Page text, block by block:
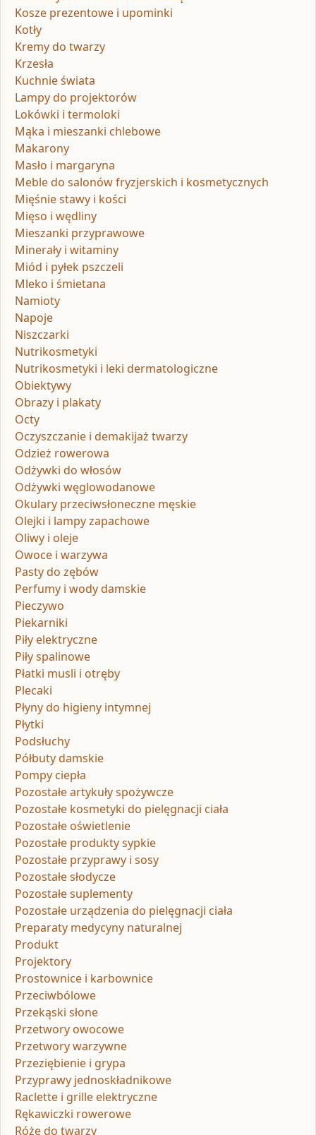
Kosze prezentowe i upominki
Kotły
Kremy do twarzy
Krzesła
Kuchnie świata
Lampy do projektorów
Lokówki i termoloki
Mąka i mieszanki chlebowe
Makarony
Masło i margaryna
Meble do salonów fryzjerskich i kosmetycznych
Mięśnie stawy i kości
Mięso i wędliny
Mieszanki przyprawowe
Minerały i witaminy
Miód i pyłek pszczeli
Mleko i śmietana
Namioty
Napoje
Niszczarki
Nutrikosmetyki
Nutrikosmetyki i leki dermatologiczne
Obiektywy
Obrazy i plakaty
Octy
Oczyszczanie i demakijaż twarzy
Odzież rowerowa
Odżywki do włosów
Odżywki węglowodanowe
Okulary przeciwsłoneczne męskie
Olejki i lampy zapachowe
Oliwy i oleje
Owoce i warzywa
Pasty do zębów
Perfumy i wody damskie
Pieczywo
Piekarniki
Piły elektryczne
Piły spalinowe
Płatki musli i otręby
Plecaki
Płyny do higieny intymnej
Płytki
Podsłuchy
Półbuty damskie
Pompy ciepła
Pozostałe artykuły spożywcze
Pozostałe kosmetyki do pielęgnacji ciała
Pozostałe oświetlenie
Pozostałe produkty sypkie
Pozostałe przyprawy i sosy
Pozostałe słodycze
Pozostałe suplementy
Pozostałe urządzenia do pielęgnacji ciała
Preparaty medycyny naturalnej
Produkt
Projektory
Prostownice i karbownice
Przeciwbólowe
Przekąski słone
Przetwory owocowe
Przetwory warzywne
Przeziębienie i grypa
Przyprawy jednoskładnikowe
Raclette i grille elektryczne
Rękawiczki rowerowe
Róże do twarzy